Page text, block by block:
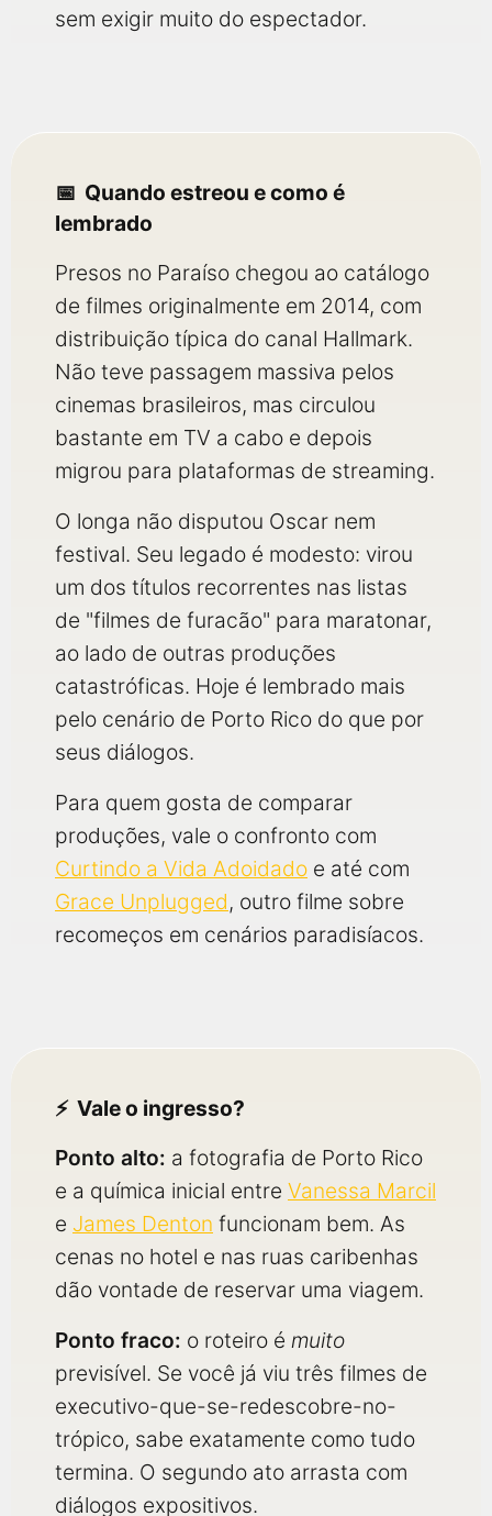
sem exigir muito do espectador.
Quando estreou e como é
lembrado
Presos no Paraíso chegou ao catálogo
de filmes originalmente em 2014, com
distribuição típica do canal Hallmark.
Não teve passagem massiva pelos
cinemas brasileiros, mas circulou
bastante em TV a cabo e depois
migrou para plataformas de streaming.
O longa não disputou Oscar nem
festival. Seu legado é modesto: virou
um dos títulos recorrentes nas listas
de "filmes de furacão" para maratonar,
ao lado de outras produções
catastróficas. Hoje é lembrado mais
pelo cenário de Porto Rico do que por
seus diálogos.
Para quem gosta de comparar
produções, vale o confronto com
Curtindo a Vida Adoidado e até com
Grace Unplugged, outro filme sobre
recomeços em cenários paradisíacos.
Vale o ingresso?
Ponto alto: a fotografia de Porto Rico
e a química inicial entre Vanessa Marcil
e James Denton funcionam bem. As
cenas no hotel e nas ruas caribenhas
dão vontade de reservar uma viagem.
Ponto fraco: o roteiro é muito
previsível. Se você já viu três filmes de
executivo-que-se-redescobre-no-
trópico, sabe exatamente como tudo
termina. O segundo ato arrasta com
diálogos expositivos.